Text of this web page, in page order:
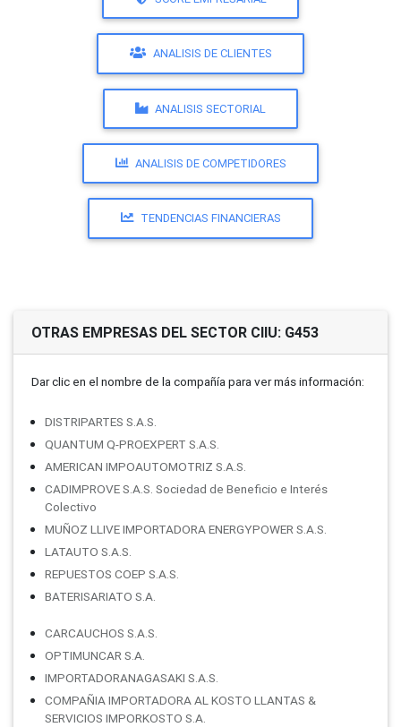
ANALISIS DE CLIENTES
ANALISIS SECTORIAL
ANALISIS DE COMPETIDORES
TENDENCIAS FINANCIERAS
OTRAS EMPRESAS DEL SECTOR CIIU: G453
Dar clic en el nombre de la compañí­a para ver más información:
DISTRIPARTES S.A.S.
QUANTUM Q-PROEXPERT S.A.S.
AMERICAN IMPOAUTOMOTRIZ S.A.S.
CADIMPROVE S.A.S. Sociedad de Beneficio e Interés
Colectivo
MUÑOZ LLIVE IMPORTADORA ENERGYPOWER S.A.S.
LATAUTO S.A.S.
REPUESTOS COEP S.A.S.
BATERISARIATO S.A.
CARCAUCHOS S.A.S.
OPTIMUNCAR S.A.
IMPORTADORANAGASAKI S.A.S.
COMPAÑIA IMPORTADORA AL KOSTO LLANTAS &
SERVICIOS IMPORKOSTO S.A.